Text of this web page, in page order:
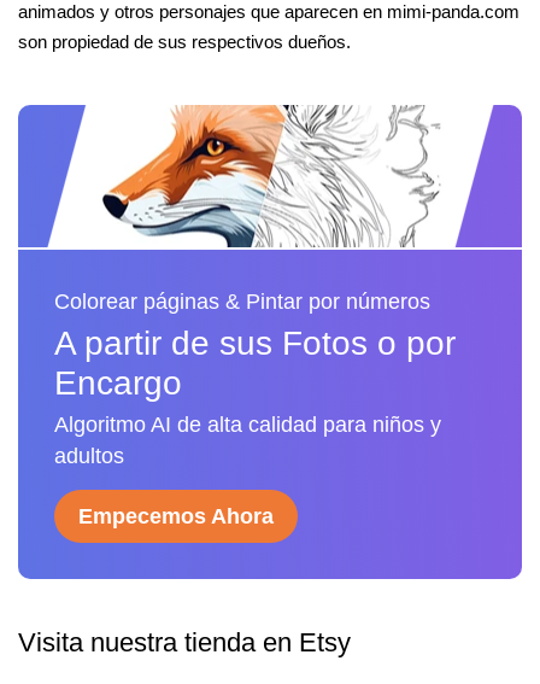
animados y otros personajes que aparecen en mimi-panda.com
son propiedad de sus respectivos dueños.
Colorear páginas & Pintar por números
A partir de sus Fotos o por
Encargo
Algoritmo AI de alta calidad para niños y
adultos
Empecemos Ahora
Visita nuestra tienda en Etsy